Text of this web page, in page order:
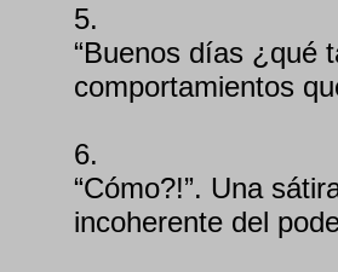
5.
“Buenos días ¿qué
comportamientos
6.
“Cómo?!”. Una
incoherente del